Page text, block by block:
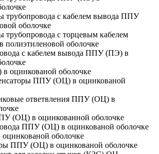
трубопровода с кабелем вывода ППУ
оболочке
трубопровода с торцевым кабелем
оболочке
с кабелем вывода ППУ (ПЭ) в
оцинкованой оболочке
ППУ (ОЦ) в оцинкованой
ответвления ППУ (ОЦ) в
(ОЦ) в оцинкованной оболочке
ППУ (ОЦ) в оцинкованой оболочке
оболочке
ППУ (ОЦ) в оцинкованой оболочке